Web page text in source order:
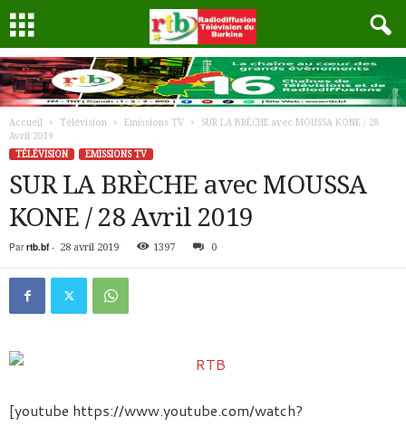
Accueil Télévision Emissions TV
SUR LA BRÈCHE avec MOUSSA KONE / 28
Avril 2019
TÉLÉVISION
EMISSIONS TV
SUR LA BRÈCHE avec MOUSSA
KONE / 28 Avril 2019
Par rtb.bf- 28 avril 2019 1397 0
[youtube https://www.youtube.com/watch?